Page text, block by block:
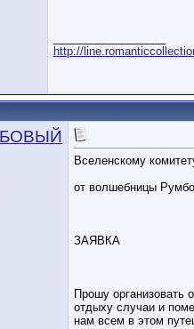
http://
Вселенскому
от волшебницы
ЗАЯВКА
Прошу
отдыху случаи и
нам всем в этом